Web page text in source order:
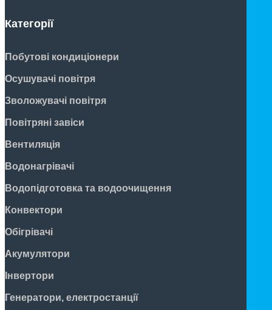
Категорії
Побутові кондиціонери
Осушувачі повітря
Зволожувачі повітря
Повітряні завіси
Вентиляція
Водонагрівачі
Водопідготовка та водоочищення
Конвектори
Обігрівачі
Акумулятори
Інвертори
Генератори, електростанції